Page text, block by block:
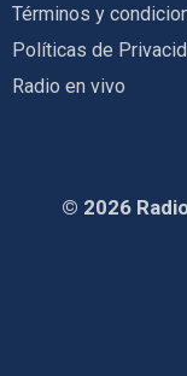
Términos y
Políticas de
Radio en vivo
© 2026